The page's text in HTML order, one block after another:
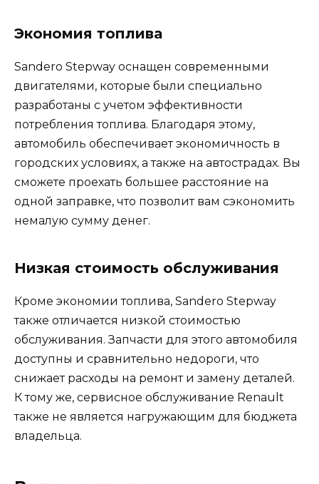
Экономия топлива
Sandero Stepway оснащен современными
двигателями, которые были специально
разработаны с учетом эффективности
потребления топлива. Благодаря этому,
автомобиль обеспечивает экономичность в
городских условиях, а также на автострадах. Вы
сможете проехать большее расстояние на
одной заправке, что позволит вам сэкономить
немалую сумму денег.
Низкая стоимость обслуживания
Кроме экономии топлива, Sandero Stepway
также отличается низкой стоимостью
обслуживания. Запчасти для этого автомобиля
доступны и сравнительно недороги, что
снижает расходы на ремонт и замену деталей.
К тому же, сервисное обслуживание Renault
также не является нагружающим для бюджета
владельца.